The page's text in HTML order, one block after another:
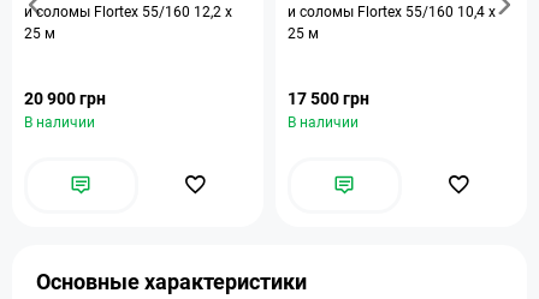
и соломы Flortex 55/160 12,2 x
25 м
20 900 грн
В наличии
и соломы Flortex 55/160 10,4 x
25 м
17 500 грн
В наличии
Основные характеристики